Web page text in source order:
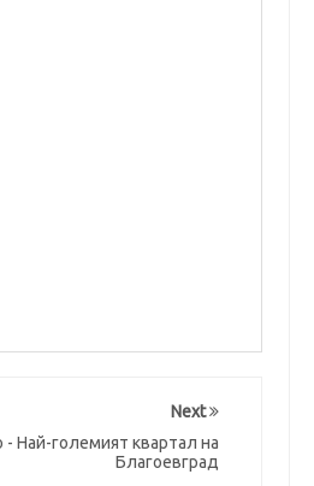
Next
- Най-големият квартал на
Благоевград